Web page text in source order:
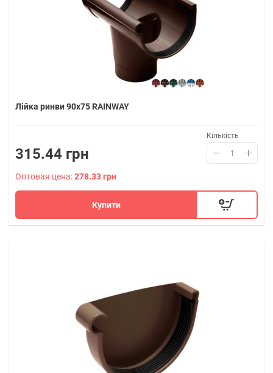
Лійка ринви 90х75 RAINWAY
315.44 грн
Кількість
Оптовая цена:278.33 грн
Купити